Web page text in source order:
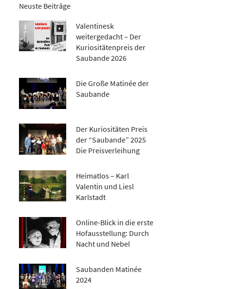
Neuste Beiträge
Valentinesk
weitergedacht – Der
Kuriositätenpreis der
Saubande 2026
Die Große Matinée der
Saubande
Der Kuriositäten Preis
der “Saubande” 2025
Die Preisverleihung
Heimatlos – Karl
Valentin und Liesl
Karlstadt
Online-Blick in die erste
Hofausstellung: Durch
Nacht und Nebel
Saubanden Matinée
2024